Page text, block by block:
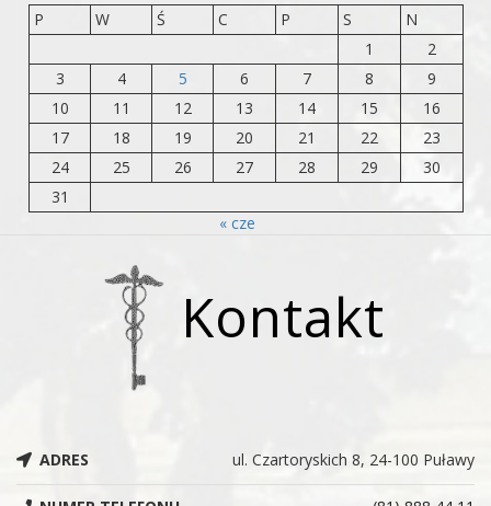
P
W Ś C P S
N
1
2
3
4 5 6 7 8
9
10
11 12 13 14 15
16
17
18 19 20 21 22
23
24
25 26 27 28 29
30
31
« cze
Kontakt
ADRES ul. Czartoryskich 8, 24-100 Puławy